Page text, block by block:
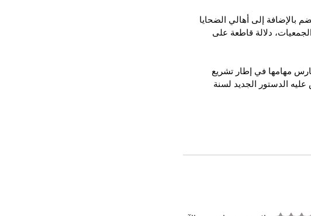
بالإضافة إلى أهالي الضحايا
دلالة قاطعة على
مهامها في إطار تشريع
عليه الدستور الجديد لسنة